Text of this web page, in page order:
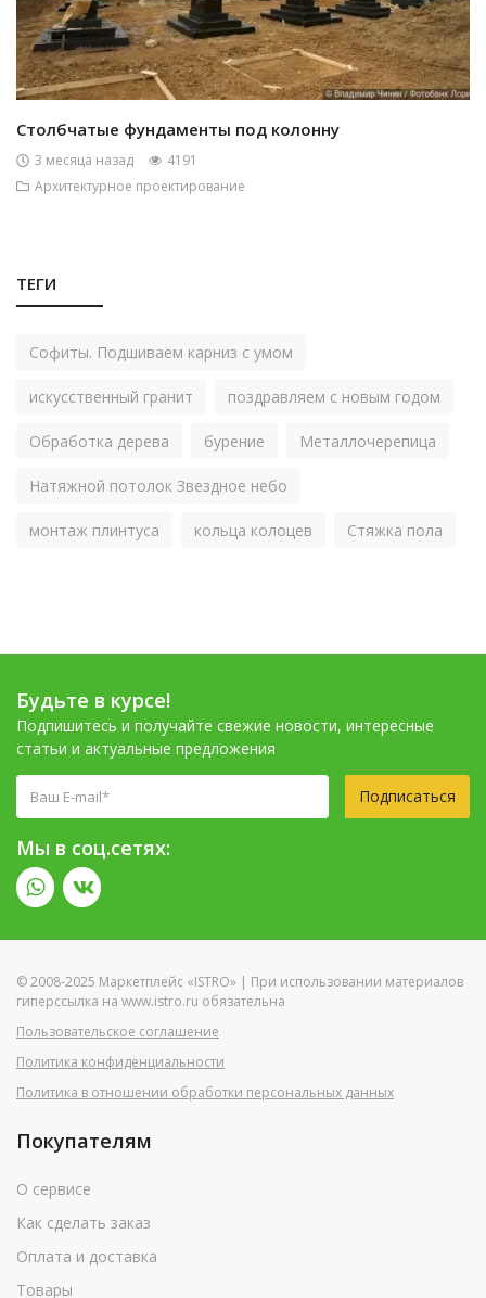
Столбчатые фундаменты под колонну
3 месяца назад
4191
Архитектурное проектирование
ТЕГИ
Софиты. Подшиваем карниз с умом
искусственный гранит поздравляем с новым годом
Обработка дерева бурение Металлочерепица
Натяжной потолок Звездное небо
монтаж плинтуса кольца колоцев Стяжка пола
Будьте в курсе!
Подпишитесь и получайте свежие новости, интересные
статьи и актуальные предложения
Подписаться
Мы в соц.сетях:
© 2008-2025 Маркетплейс «ISTRO» | При использовании материалов
гиперссылка на www.istro.ru обязательна
Пользовательское соглашение
Политика конфиденциальности
Политика в отношении обработки персональных данных
Покупателям
О сервисе
Как сделать заказ
Оплата и доставка
Товары